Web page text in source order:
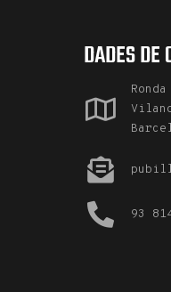
DADES DE
93